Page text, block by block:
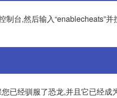
台,然后输入“enablecheats”并
已经驯服了恐龙,并且它已经成